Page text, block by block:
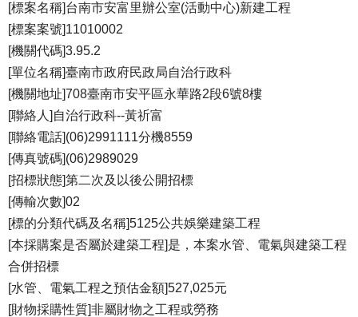
[標案名稱]台南市安富里辦公室(活動中心)新建工程
[標案案號]11010002
[機關代碼]3.95.2
[單位名稱]臺南市政府民政局自治行政科
[機關地址]708臺南市安平區永華路2段6號8樓
[聯絡人]自治行政科--黃祈富
[聯絡電話](06)2991111分機8559
[傳真號碼](06)2989029
[招標狀態]第二次及以後公開招標
[傳輸次數]02
[標的分類代碼及名稱]5125公共娛樂建築工程
[本採購案是否屬於建築工程]是，本案水管、電氣與建築工程
合併招標
[水管、電氣工程之預估金額]527,025元
[財物採購性質]非屬財物之工程或勞務